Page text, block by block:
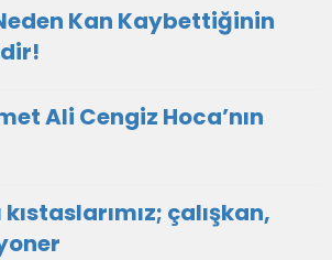
Kan Kaybettiğinin
Ali Cengiz Hoca’nın
çalışkan,